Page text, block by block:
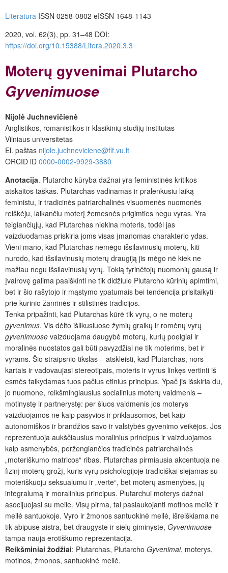
Literatūra ISSN 0258-0802 eISSN 1648-1143
2020, vol. 62(3), pp. 31–48 DOI:
https://doi.org/10.15388/Litera.2020.3.3
Moterų gyvenimai Plutarcho
Gyvenimuose
Nijolė Juchnevičienė
Anglistikos, romanistikos ir klasikinių studijų institutas
Vilniaus universitetas
El. paštas nijole.juchneviciene@flf.vu.lt
ORCID iD 0000-0002-9929-3880
Anotacija. Plutarcho kūryba dažnai yra feministinės kritikos
atskaitos taškas. Plutarchas vadinamas ir pralenkusiu laiką
feministu, ir tradicinės patriarchalinės visuomenės nuomonės
reiškėju, laikančiu moterį žemesnės prigimties negu vyras. Yra
teigiančiųjų, kad Plutarchas niekina moteris, todėl jas
vaizduodamas priskiria joms visas įmanomas charakterio ydas.
Vieni mano, kad Plutarchas nemėgo išsilavinusių moterų, kiti
nurodo, kad išsilavinusių moterų draugiją jis mėgo nė kiek ne
mažiau negu išsilavinusių vyrų. Tokią tyrinėtojų nuomonių gausą ir
įvairovę galima paaiškinti ne tik didžiule Plutarcho kūrinių apimtimi,
bet ir šio rašytojo ir mąstymo ypatumais bei tendencija prisitaikyti
prie kūrinio žanrinės ir stilistinės tradicijos.
Tenka pripažinti, kad Plutarchas kūrė tik vyrų, o ne moterų
gyvenimus. Vis dėlto išlikusiuose žymių graikų ir romėnų vyrų
gyvenimuose vaizduojama daugybė moterų, kurių poelgiai ir
moralinės nuostatos gali būti pavyzdžiai ne tik moterims, bet ir
vyrams. Šio straipsnio tikslas – atskleisti, kad Plutarchas, nors
kartais ir vadovaujasi stereotipais, moteris ir vyrus linkęs vertinti iš
esmės taikydamas tuos pačius etinius principus. Ypač jis išskiria du,
jo nuomone, reikšmingiausius socialinius moterų vaidmenis –
motinystę ir partnerystę: per šiuos vaidmenis jos moterys
vaizduojamos ne kaip pasyvios ir priklausomos, bet kaip
autonomiškos ir brandžios savo ir valstybės gyvenimo veikėjos. Jos
reprezentuoja aukščiausius moralinius principus ir vaizduojamos
kaip asmenybės, peržengiančios tradicinės patriarchalinės
„moteriškumo matricos“ ribas. Plutarchas pirmiausia akcentuoja ne
fizinį moterų grožį, kuris vyrų psichologijoje tradiciškai siejamas su
moteriškuoju seksualumu ir „verte“, bet moterų asmenybes, jų
integralumą ir moralinius principus. Plutarchui moterys dažnai
asocijuojasi su meile. Visų pirma, tai pasiaukojanti motinos meilė ir
meilė santuokoje. Vyro ir žmonos santuokinė meilė, išreiškiama ne
tik abipuse aistra, bet draugyste ir sielų giminyste, Gyvenimuose
tampa nauja erotiškumo reprezentacija.
Reikšminiai žodžiai: Plutarchas, Plutarcho Gyvenimai, moterys,
motinos, žmonos, santuokinė meilė.